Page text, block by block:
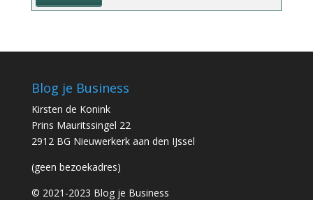
Blog je Business
Kirsten de Konink
Prins Mauritssingel 22
2912 BG Nieuwerkerk aan den IJssel
(geen bezoekadres)
© 2021-2023 Blog je Business